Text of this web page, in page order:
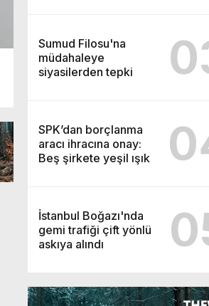
Sumud Filosu'na
müdahaleye
siyasilerden tepki
SPK’dan borçlanma
aracı ihracına onay:
Beş şirkete yeşil ışık
İstanbul Boğazı'nda
gemi trafiği çift yönlü
askıya alındı